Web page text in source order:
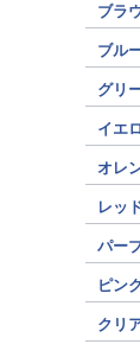
ブラ
ブル
グリ
イエ
オレ
レッ
パー
ピン
クリ